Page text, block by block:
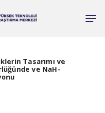
Tasarımı ve
ve NaH-